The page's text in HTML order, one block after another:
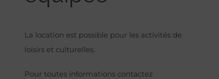
La location est possible pour les activités de
loisirs et culturelles.
Pour toutes informations contactez